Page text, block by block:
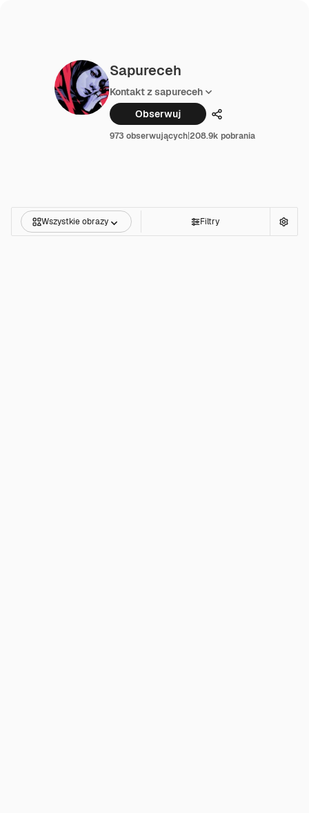
Sapureceh
Kontakt z sapureceh
Obserwuj
Udostępnij
973 obserwujących|208.9k pobrania
Wszystkie obrazy Filtry